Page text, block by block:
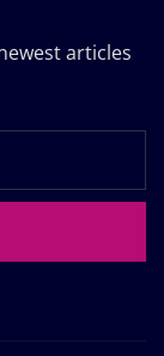
articles